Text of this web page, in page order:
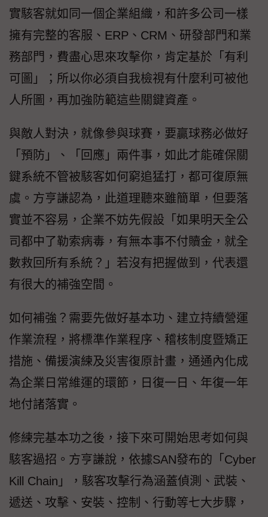
實駭客就如同一個企業組織，和許多公司一樣
擁有完整的客服、ERP、CRM、研發部門和業
務部門，費盡心思來攻擊你，肯定基於「有利
可圖」；所以你必須自我檢視有什麼利可被他
人所圖，再加強防範這些關鍵資產。
與敵人對決，就像參與球賽，要贏球務必做好
「預防」、「回應」兩件事，如此才能確保關
鍵系統不管被駭客如何窮追猛打，都可復原無
虞。方亨謙認為，此道理聽來雖簡單，但要落
實並不容易，企業不妨先假設「如果明天全公
司都中了勒索病毒，有無本事不付贖金，就全
數救回所有系統？」若沒有把握做到，代表還
有很大的補強空間。
如何補強？需要先做好基本功、建立持續營運
作業流程，將標準作業程序、稽核制度暨矯正
措施、備援演練及災害復原計畫，通通內化成
為企業日常維運的環節，日復一日、年復一年
地付諸落實。
修練完基本功之後，接下來可開始思考如何與
駭客過招。方亨謙說，依據SAN發布的「Cyber
Kill Chain」，駭客攻擊行為涵蓋偵測、武裝、
遞送、攻擊、安裝、控制、行動等七大步驟，